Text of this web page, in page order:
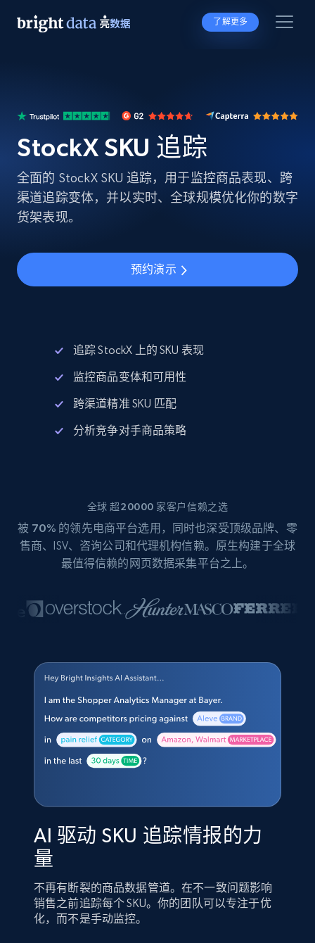
了解更多
StockX SKU 追踪
全面的 StockX SKU 追踪，用于监控商品表现、跨
渠道追踪变体，并以实时、全球规模优化你的数字
货架表现。
预约演示
追踪 StockX 上的 SKU 表现
监控商品变体和可用性
跨渠道精准 SKU 匹配
分析竞争对手商品策略
全球 超20000 家客户信赖之选
被 70% 的领先电商平台选用，同时也深受顶级品牌、零
售商、ISV、咨询公司和代理机构信赖。原生构建于全球
最值得信赖的网页数据采集平台之上。
AI 驱动 SKU 追踪情报的力
量
不再有断裂的商品数据管道。在不一致问题影响
销售之前追踪每个 SKU。你的团队可以专注于优
化，而不是手动监控。